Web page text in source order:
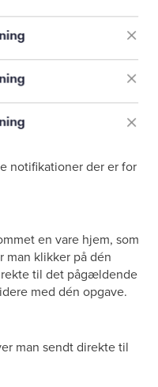
notifikationer der er for
en vare hjem, som
man klikker på dén
til det pågældende
med dén opgave.
man sendt direkte til